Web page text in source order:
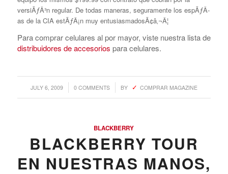
versiÃƒÂ³n regular. De todas maneras, seguramente los espÃƒÂ­
as de la CIA estÃƒÂ¡n muy entusiasmadosÃ¢â‚¬Â¦
Para comprar celulares al por mayor, viste nuestra lista de
distribuidores de accesorios para celulares.
JULY 6, 2009
/ 0 COMMENTS
/ BY COMPRAR MAGAZINE
BLACKBERRY
BLACKBERRY TOUR
EN NUESTRAS MANOS,